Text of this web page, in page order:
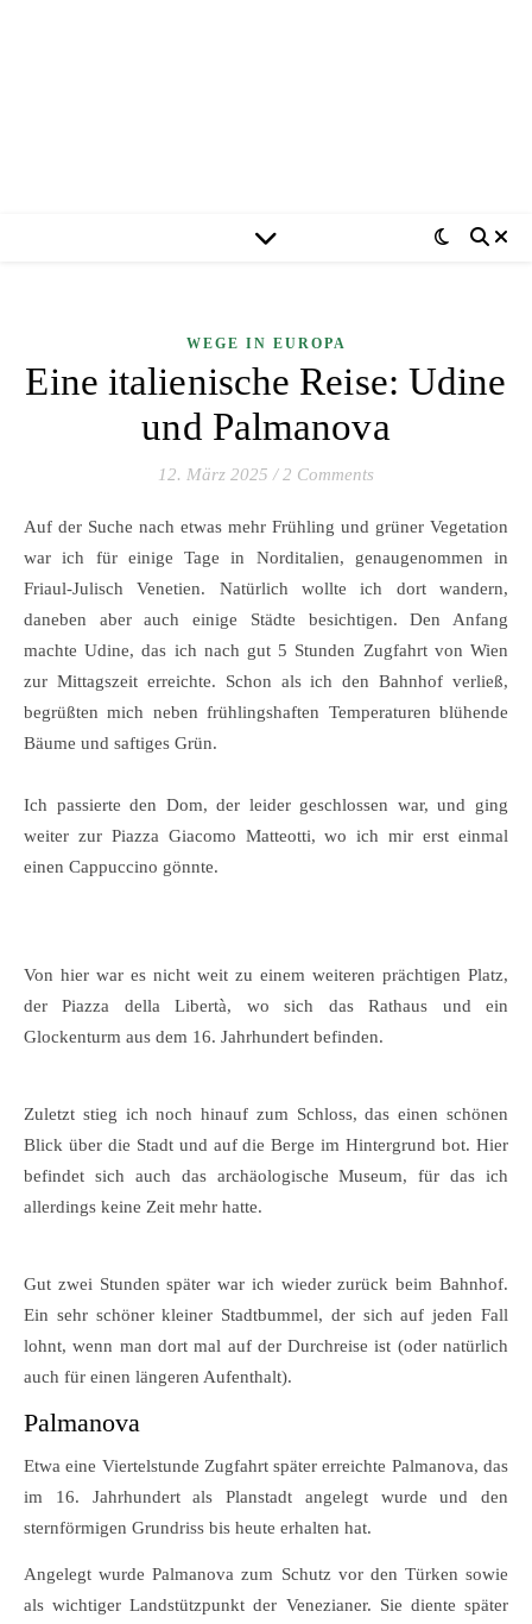
WEGE IN EUROPA
Eine italienische Reise: Udine
und Palmanova
12. März 2025 / 2 Comments
Auf der Suche nach etwas mehr Frühling und grüner Vegetation
war ich für einige Tage in Norditalien, genaugenommen in
Friaul-Julisch Venetien. Natürlich wollte ich dort wandern,
daneben aber auch einige Städte besichtigen. Den Anfang
machte Udine, das ich nach gut 5 Stunden Zugfahrt von Wien
zur Mittagszeit erreichte. Schon als ich den Bahnhof verließ,
begrüßten mich neben frühlingshaften Temperaturen blühende
Bäume und saftiges Grün.
Ich passierte den Dom, der leider geschlossen war, und ging
weiter zur Piazza Giacomo Matteotti, wo ich mir erst einmal
einen Cappuccino gönnte.
Von hier war es nicht weit zu einem weiteren prächtigen Platz,
der Piazza della Libertà, wo sich das Rathaus und ein
Glockenturm aus dem 16. Jahrhundert befinden.
Zuletzt stieg ich noch hinauf zum Schloss, das einen schönen
Blick über die Stadt und auf die Berge im Hintergrund bot. Hier
befindet sich auch das archäologische Museum, für das ich
allerdings keine Zeit mehr hatte.
Gut zwei Stunden später war ich wieder zurück beim Bahnhof.
Ein sehr schöner kleiner Stadtbummel, der sich auf jeden Fall
lohnt, wenn man dort mal auf der Durchreise ist (oder natürlich
auch für einen längeren Aufenthalt).
Palmanova
Etwa eine Viertelstunde Zugfahrt später erreichte Palmanova, das
im 16. Jahrhundert als Planstadt angelegt wurde und den
sternförmigen Grundriss bis heute erhalten hat.
Angelegt wurde Palmanova zum Schutz vor den Türken sowie
als wichtiger Landstützpunkt der Venezianer. Sie diente später